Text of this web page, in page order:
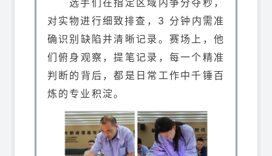
选手们在指定区域内争分夺秒，
对实物进行细致排查，3 分钟内需准
确识别缺陷并清晰记录。赛场上，他
们俯身观察，提笔记录，每一个精准
判断的背后，都是日常工作中千锤百
炼的专业积淀。